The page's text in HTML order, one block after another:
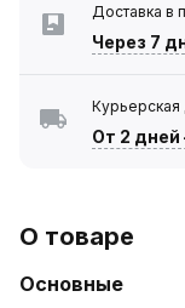
Доставка в
Через 7
Курьерская
От 2 дней
О товаре
Основные